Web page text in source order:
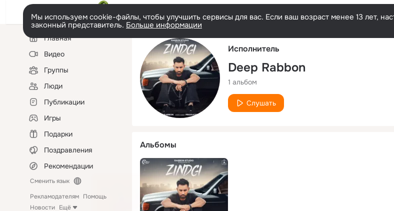
Мы используем cookie-файлы, чтобы улучшить сервисы для вас. Если ваш возраст менее 13 лет,
законный представитель. Больше информации
Левая
колонкаГлавная
Видео
Группы
Люди
Публикации
Игры
Подарки
Поздравления
Рекомендации
Сменить язык
Рекламодателям Помощь
Новости Ещё
Исполнитель
Deep Rabbon
1 альбом
Слушать
Альбомы